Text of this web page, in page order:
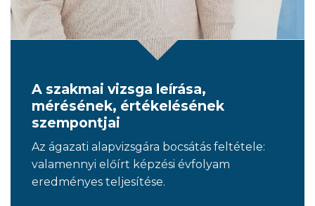
A szakmai vizsga leírása,
mérésének, értékelésének
szempontjai
Az ágazati alapvizsgára bocsátás feltétele:
valamennyi előírt képzési évfolyam
eredményes teljesítése.